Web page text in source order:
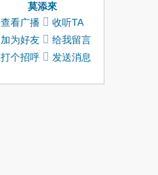
莫添來
查看广播
收听TA
加为好友
给我留言
打个招呼
发送消息